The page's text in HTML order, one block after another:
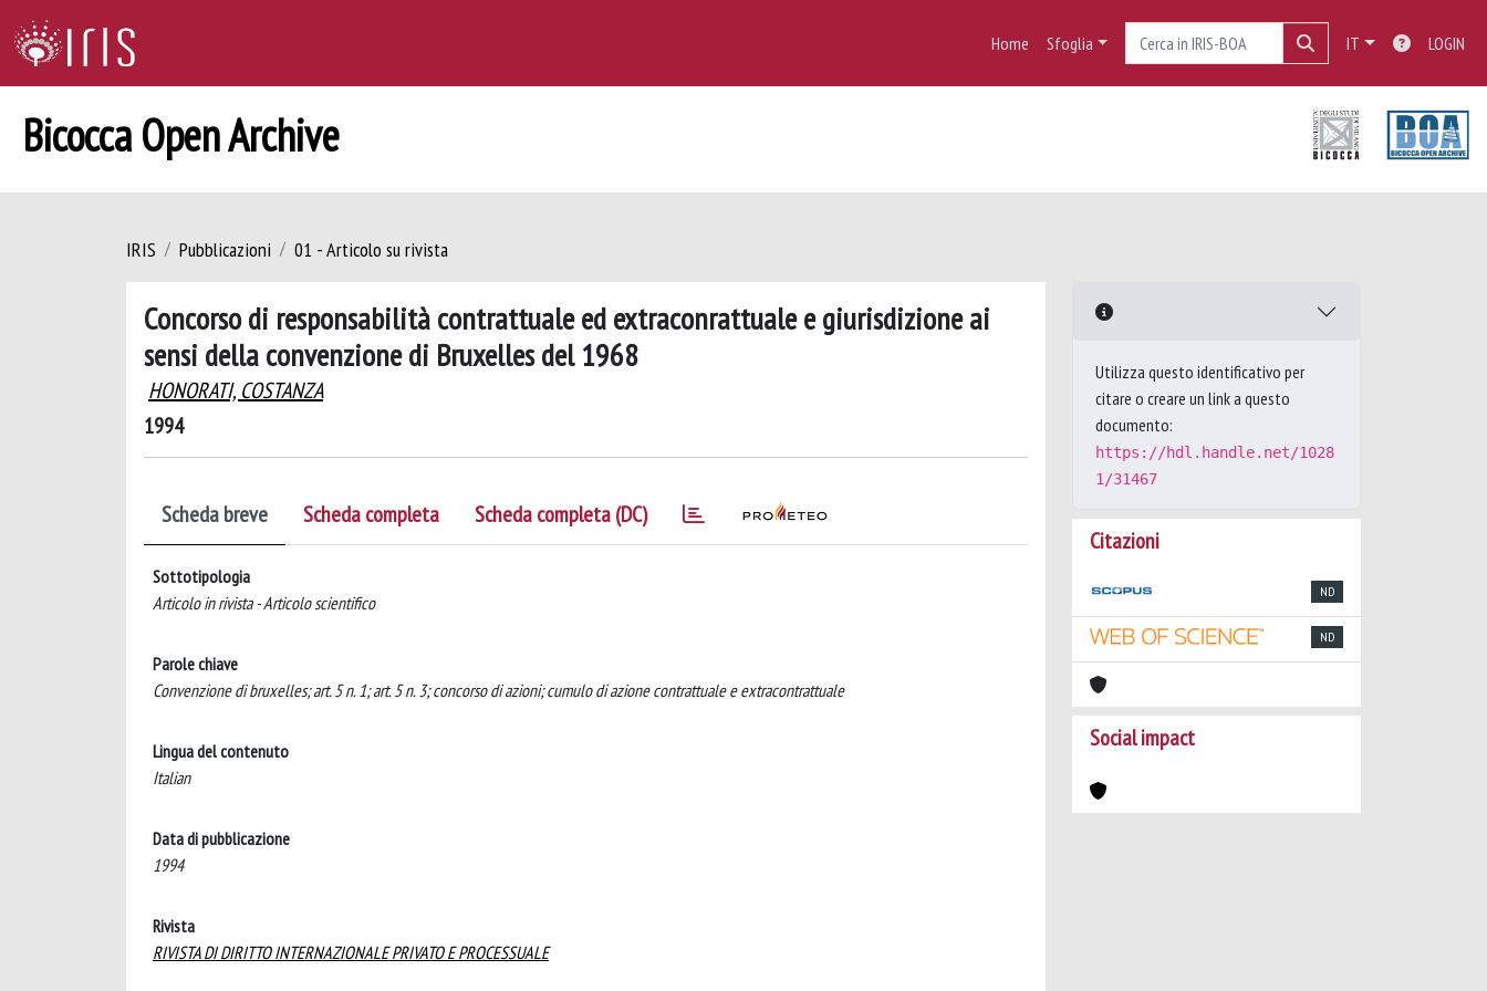
Home Sfoglia IT LOGIN
Bicocca Open Archive
IRIS Pubblicazioni 01 - Articolo su rivista
Concorso di responsabilità contrattuale ed extraconrattuale e giurisdizione ai
sensi della convenzione di Bruxelles del 1968
HONORATI, COSTANZA
1994
Scheda breve Scheda completa Scheda completa (DC)
Sottotipologia
Articolo in rivista - Articolo scientifico
Parole chiave
Convenzione di bruxelles; art. 5 n. 1; art. 5 n. 3; concorso di azioni; cumulo di azione contrattuale e extracontrattuale
Lingua del contenuto
Italian
Data di pubblicazione
1994
Rivista
RIVISTA DI DIRITTO INTERNAZIONALE PRIVATO E PROCESSUALE
Utilizza questo identificativo per
citare o creare un link a questo
documento:
https://hdl.handle.net/1028
1/31467
Citazioni
ND
ND
Social impact